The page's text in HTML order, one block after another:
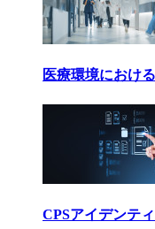
医療環境におけ
CPSアイデンテ